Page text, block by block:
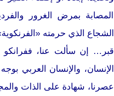
المصابة بمرض الغرور
الشجاع الذي حرمته
قبر… إن سألت عنا، ففرانكو
الإنسان، والإنسان العربي
عصرنا، شهادة على الذات